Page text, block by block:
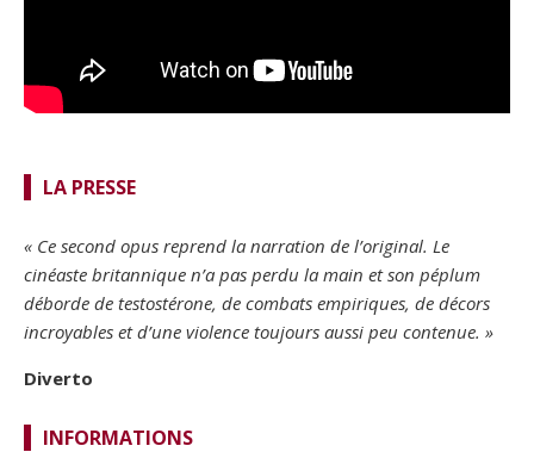
LA PRESSE
« Ce second opus reprend la narration de l’original. Le
cinéaste britannique n’a pas perdu la main et son péplum
déborde de testostérone, de combats empiriques, de décors
incroyables et d’une violence toujours aussi peu contenue. »
Diverto
INFORMATIONS